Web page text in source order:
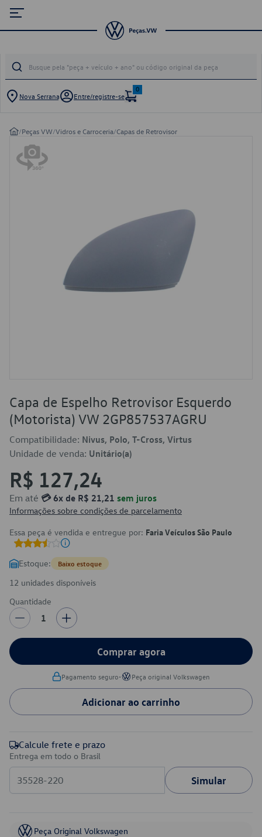
Nova Serrana Entre/registre-se
0
/Peças VW/Vidros e Carroceria/Capas de Retrovisor
Capa de Espelho Retrovisor Esquerdo
(Motorista) VW 2GP857537AGRU
Compatibilidade: Nivus, Polo, T-Cross, Virtus
Unidade de venda: Unitário(a)
R$ 127,24
Em até 💳 6x de R$ 21,21 sem juros
Informações sobre condições de parcelamento
Essa peça é vendida e entregue por: Faria Veículos São Paulo
Estoque: Baixo estoque
12 unidades disponíveis
Quantidade
1
Comprar agora
Pagamento seguro• Peça original Volkswagen
Adicionar ao carrinho
Calcule frete e prazo
Entrega em todo o Brasil
Simular
Peça Original Volkswagen